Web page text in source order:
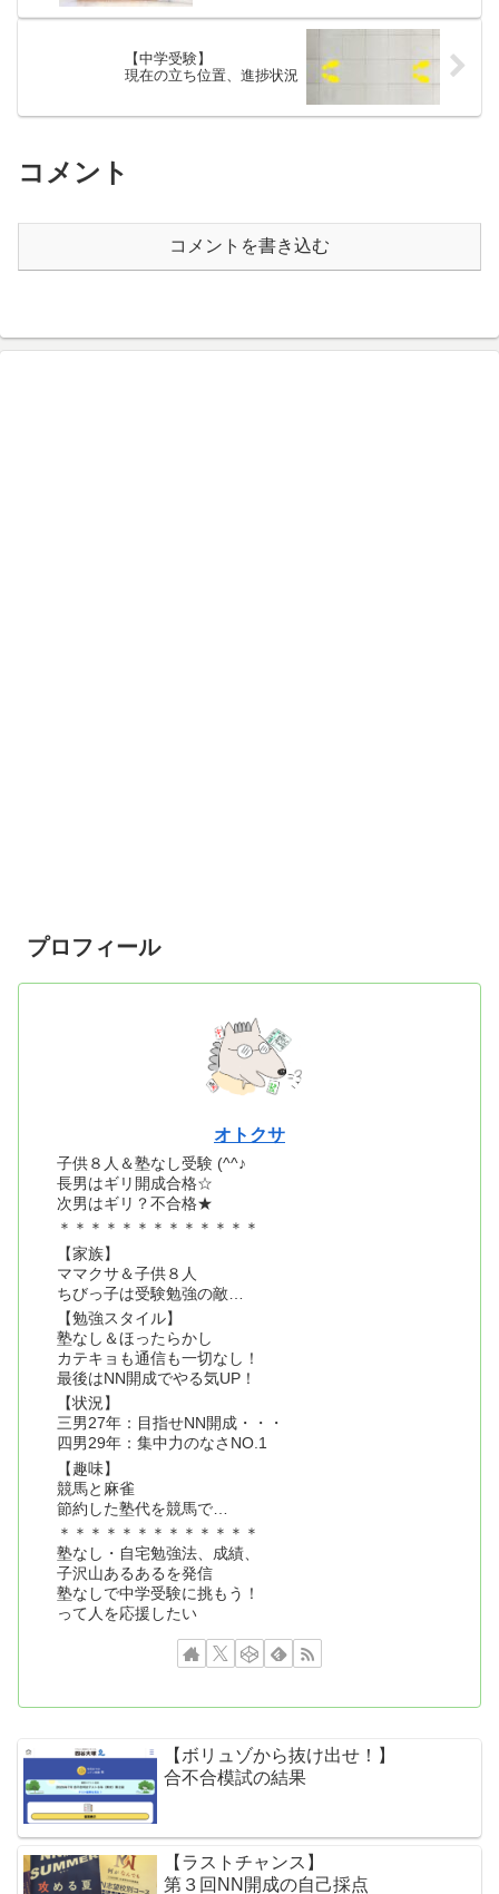
【中学受験】
現在の立ち位置、進捗状況
コメント
コメントを書き込む
プロフィール
オトクサ
子供８人＆塾なし受験 (^^♪
長男はギリ開成合格☆
次男はギリ？不合格★
＊＊＊＊＊＊＊＊＊＊＊＊＊
【家族】
ママクサ＆子供８人
ちびっ子は受験勉強の敵…
【勉強スタイル】
塾なし＆ほったらかし
カテキョも通信も一切なし！
最後はNN開成でやる気UP！
【状況】
三男27年：目指せNN開成・・・
四男29年：集中力のなさNO.1
【趣味】
競馬と麻雀
節約した塾代を競馬で…
＊＊＊＊＊＊＊＊＊＊＊＊＊
塾なし・自宅勉強法、成績、
子沢山あるあるを発信
塾なしで中学受験に挑もう！
って人を応援したい
【ボリュゾから抜け出せ！】
合不合模試の結果
【ラストチャンス】
第３回NN開成の自己採点